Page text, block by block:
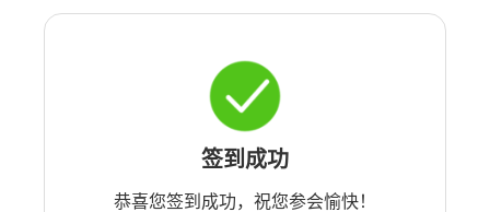
签到成功
恭喜您签到成功，祝您参会愉快！